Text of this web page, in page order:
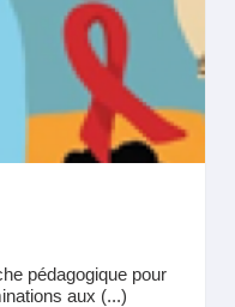
pédagogique pour
aux (...)